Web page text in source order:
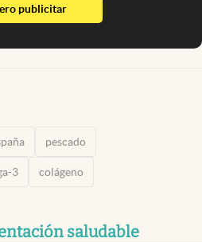
publicitarabre en nueva pestaña
pescado
3 colágeno
saludable